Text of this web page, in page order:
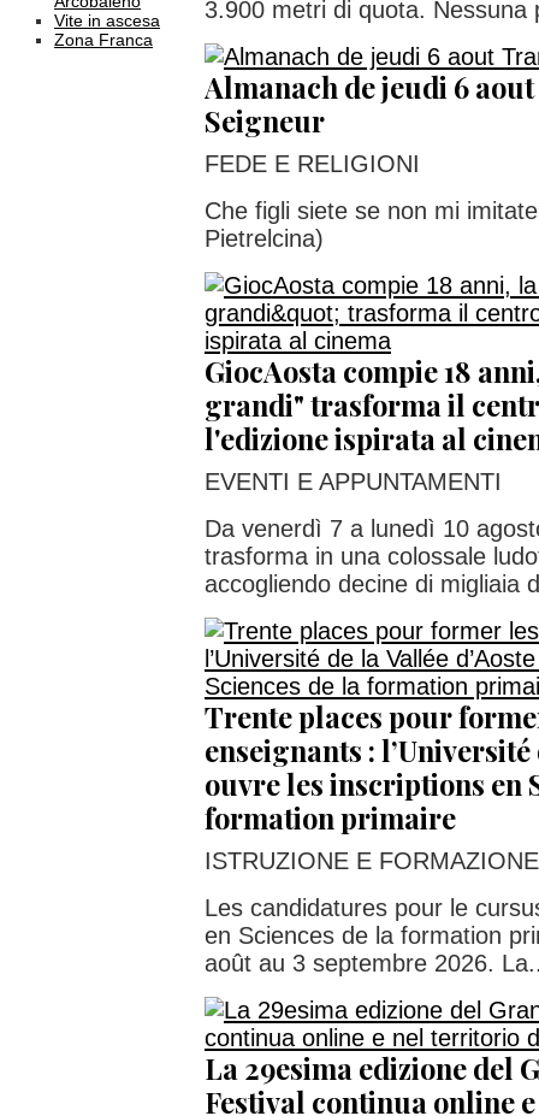
Vite in ascesa
Zona Franca
3.900 metri di quota. Nessuna
Almanach de jeudi 6
Seigneur
FEDE E RELIGIONI
Che figli siete se non mi
Pietrelcina)
GiocAosta compie 18
grandi" trasforma il
l'edizione ispirata al
EVENTI E APPUNTAMENTI
Da venerdì 7 a lunedì 10
trasforma in una colossale
accogliendo decine di migliaia
Trente places pour
enseignants : l’Université
ouvre les inscriptions en
formation primaire
ISTRUZIONE E FORMAZIONE
Les candidatures pour le
en Sciences de la formation
août au 3 septembre 2026.
La 29esima edizione del
Festival continua online